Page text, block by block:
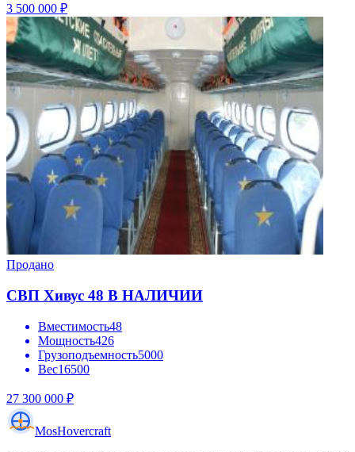
3 500 000 ₽
Продано
CBП Xивус 48 В НАЛИЧИИ
Вместимость48
Мощность426
Грузоподъемность5000
Вес16500
27 300 000 ₽
MosHovercraft